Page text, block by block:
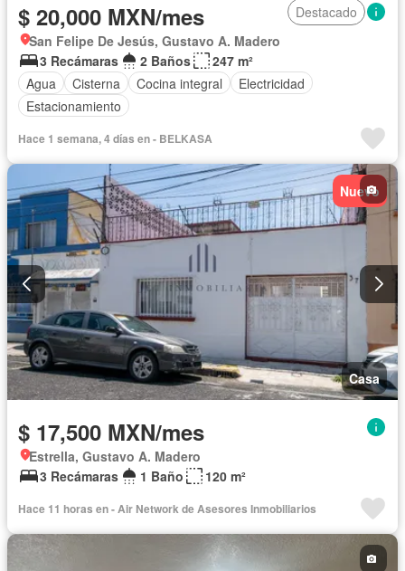
$ 20,000 MXN/mes
Destacado
San Felipe De Jesús, Gustavo A. Madero
3 Recámaras
2 Baños
247 m²
Agua
Cisterna Cocina integral
Electricidad
Estacionamiento
Hace 1 semana, 4 días en - BELKASA
Nuevo
Casa
$ 17,500 MXN/mes
Estrella, Gustavo A. Madero
3 Recámaras
1 Baño 120 m²
Hace 11 horas en - Air Network de Asesores Inmobiliarios